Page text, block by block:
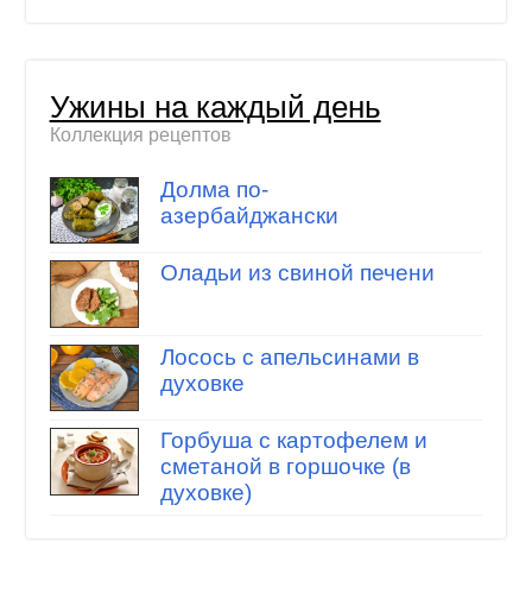
Ужины на каждый день
Коллекция рецептов
Долма по-
азербайджански
Оладьи из свиной печени
Лосось с апельсинами в
духовке
Горбуша с картофелем и
сметаной в горшочке (в
духовке)